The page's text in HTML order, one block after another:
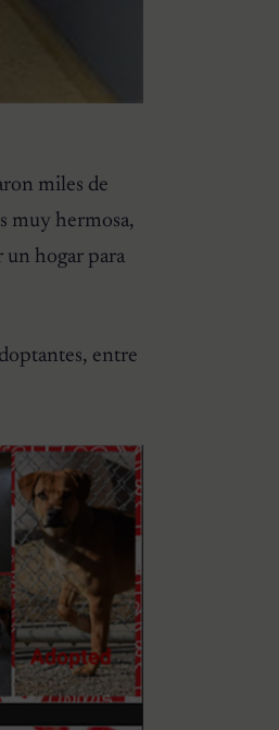
miles de
muy hermosa,
un hogar para
entre